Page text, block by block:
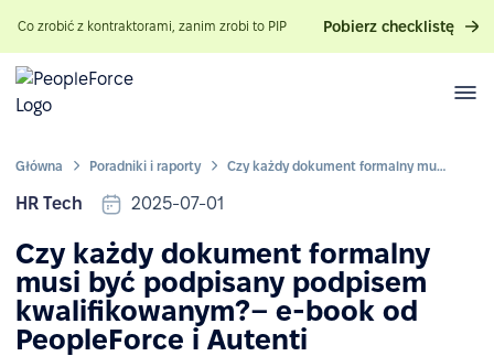
Co zrobić z kontraktorami, zanim zrobi to PIP Pobierz checklistę
Główna Poradniki i raporty Czy każdy dokument formalny musi być podpisany podpisem kwalifikowanym?– e-book od PeopleForce i Autenti
HR Tech 2025-07-01
Czy każdy dokument formalny
musi być podpisany podpisem
kwalifikowanym?– e-book od
PeopleForce i Autenti